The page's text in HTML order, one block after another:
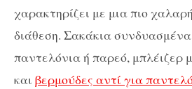
χαρακτηρίζει με μια πιο
διάθεση. Σακάκια
παντελόνια ή παρεό, μπλέιζερ
και βερμούδες αντί για